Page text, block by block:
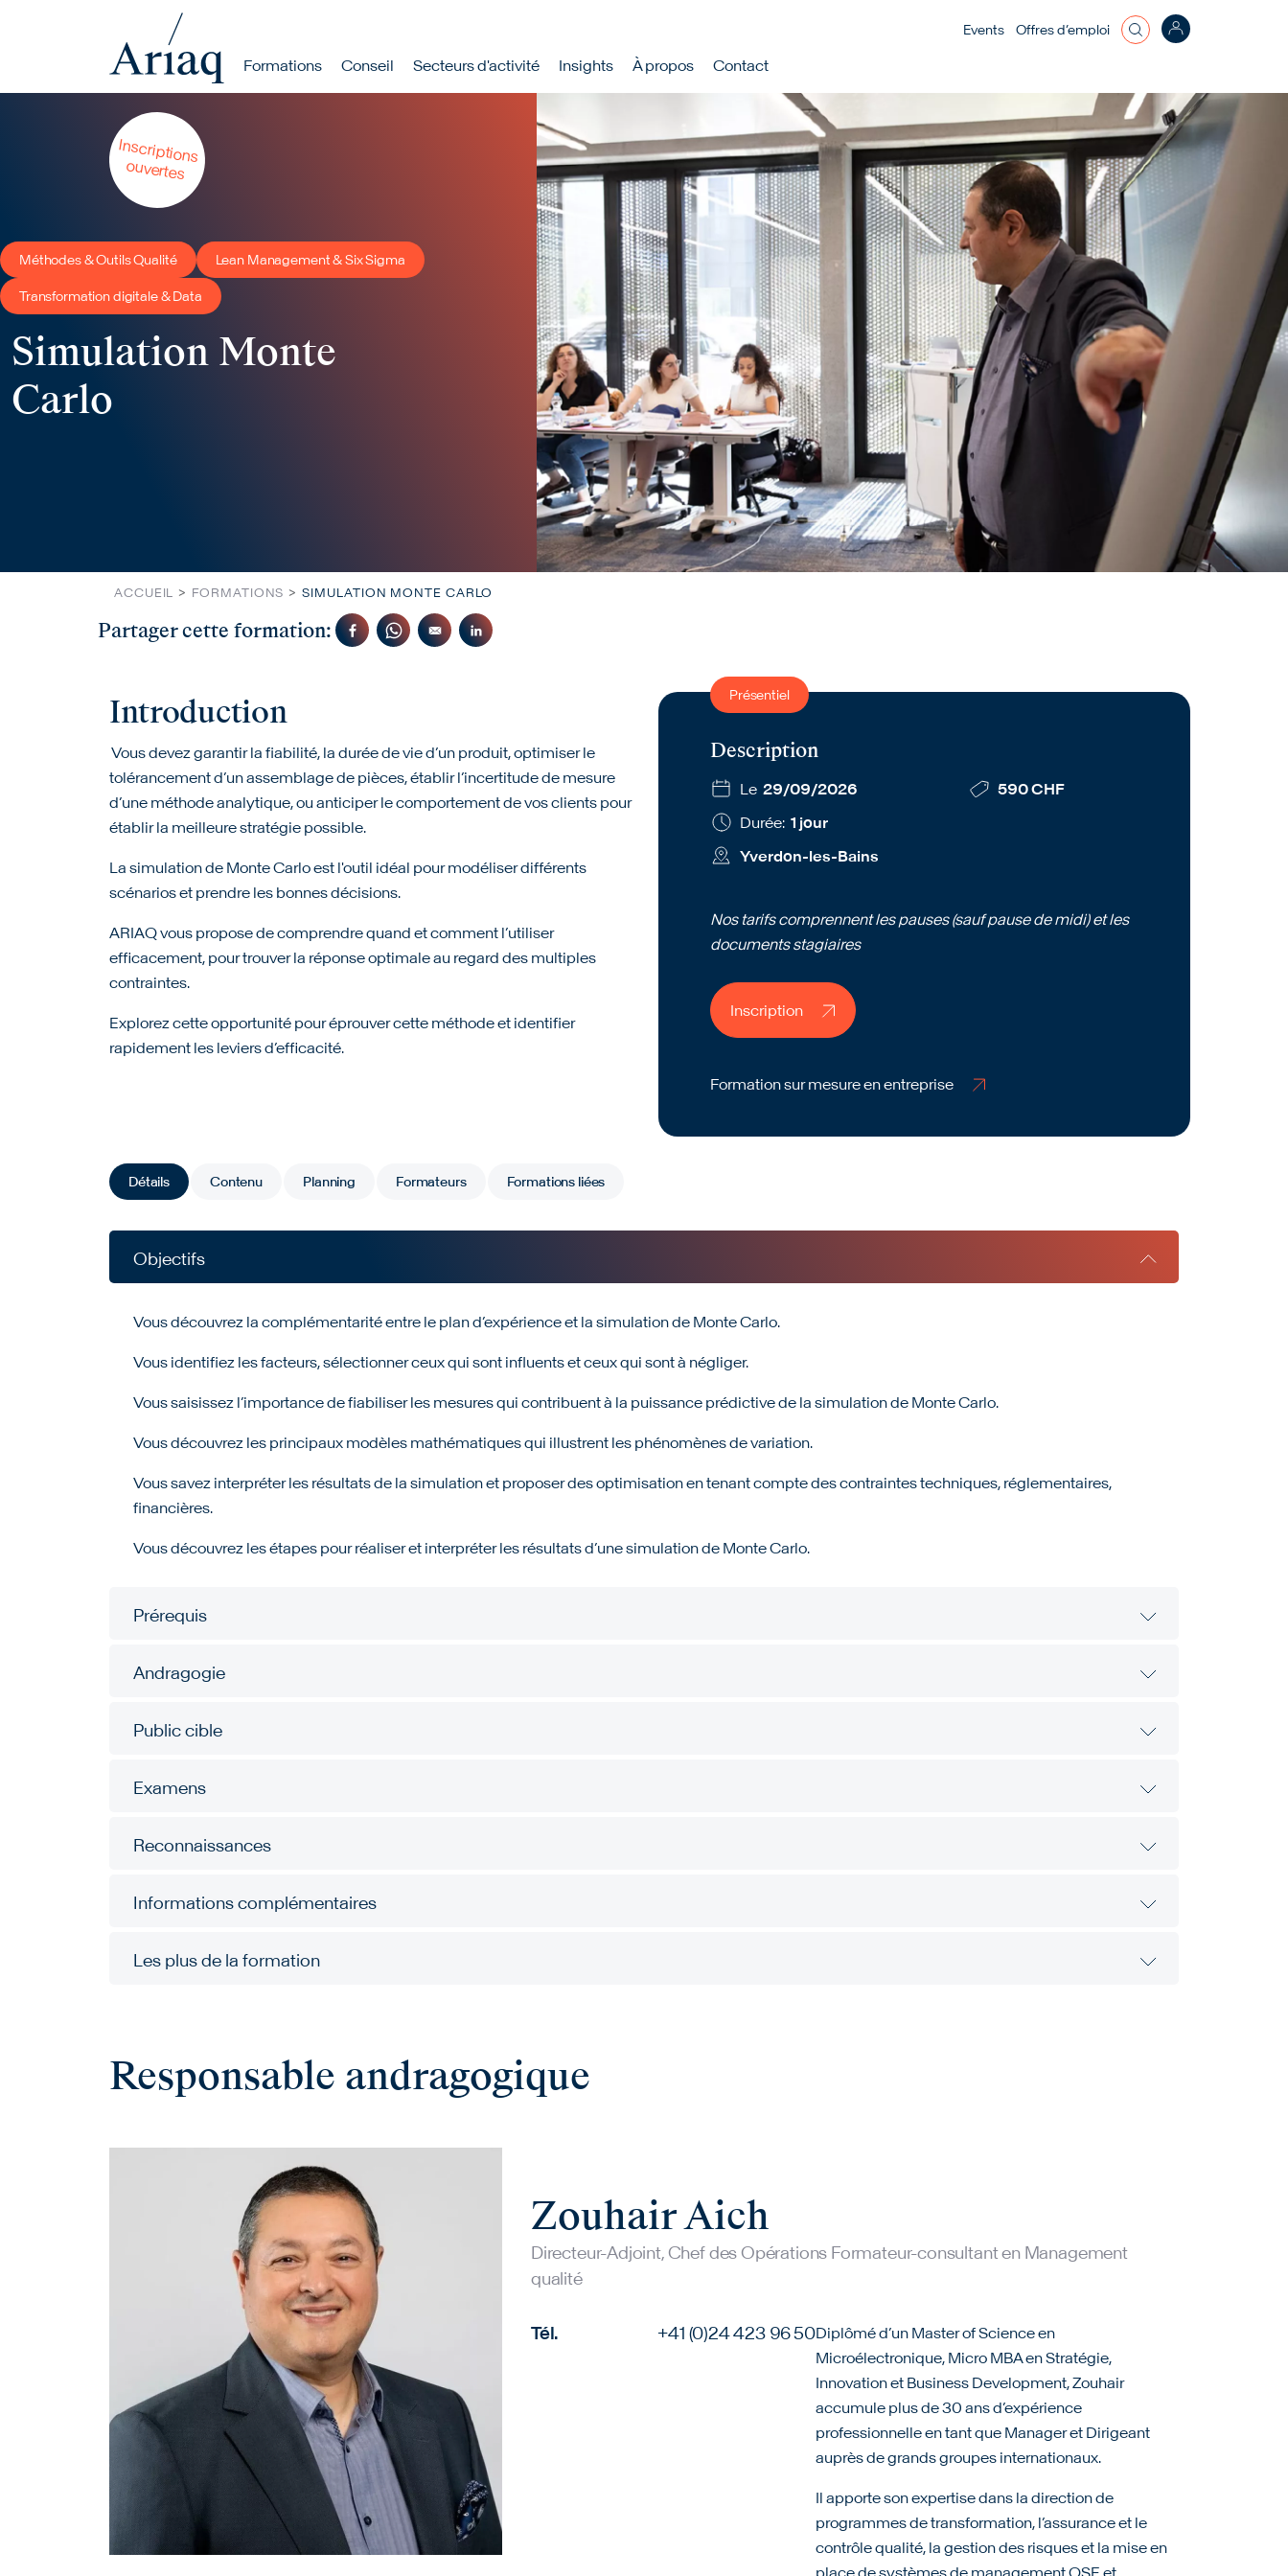
Aller au contenu principal
Navigation principale
Formations Conseil Secteurs d'activité Insights À propos Contact
Top bar menu
Events Offres d’emploi
Méthodes & Outils Qualité Lean Management & Six Sigma
Transformation digitale & Data
Simulation Monte
Carlo
Inscriptions
ouvertes
ACCUEIL FORMATIONS SIMULATION MONTE CARLO
Partager cette formation:
Introduction
Vous devez garantir la fiabilité, la durée de vie d’un produit, optimiser le
tolérancement d’un assemblage de pièces, établir l’incertitude de mesure
d’une méthode analytique, ou anticiper le comportement de vos clients pour
établir la meilleure stratégie possible.
La simulation de Monte Carlo est l'outil idéal pour modéliser différents
scénarios et prendre les bonnes décisions.
ARIAQ vous propose de comprendre quand et comment l’utiliser
efficacement, pour trouver la réponse optimale au regard des multiples
contraintes.
Explorez cette opportunité pour éprouver cette méthode et identifier
rapidement les leviers d’efficacité.
Présentiel
Description
Le 29/09/2026
590 CHF
Durée: 1 jour
Yverdon-les-Bains
Nos tarifs comprennent les pauses (sauf pause de midi) et les
documents stagiaires
Inscription
Inscription
Formation sur mesure en entreprise
Détails Contenu Planning Formateurs Formations liées
Objectifs
Vous découvrez la complémentarité entre le plan d’expérience et la simulation de Monte Carlo.
Vous identifiez les facteurs, sélectionner ceux qui sont influents et ceux qui sont à négliger.
Vous saisissez l’importance de fiabiliser les mesures qui contribuent à la puissance prédictive de la simulation de Monte Carlo.
Vous découvrez les principaux modèles mathématiques qui illustrent les phénomènes de variation.
Vous savez interpréter les résultats de la simulation et proposer des optimisation en tenant compte des contraintes techniques, réglementaires,
financières.
Vous découvrez les étapes pour réaliser et interpréter les résultats d’une simulation de Monte Carlo.
Prérequis
Andragogie
Public cible
Examens
Reconnaissances
Informations complémentaires
Les plus de la formation
Responsable andragogique
Zouhair Aich
Directeur-Adjoint, Chef des Opérations Formateur-consultant en Management
qualité
Tél. +41 (0)24 423 96 50Diplômé d’un Master of Science en
Microélectronique, Micro MBA en Stratégie,
Innovation et Business Development, Zouhair
accumule plus de 30 ans d’expérience
professionnelle en tant que Manager et Dirigeant
auprès de grands groupes internationaux.
Il apporte son expertise dans la direction de
programmes de transformation, l’assurance et le
contrôle qualité, la gestion des risques et la mise en
place de systèmes de management QSE et